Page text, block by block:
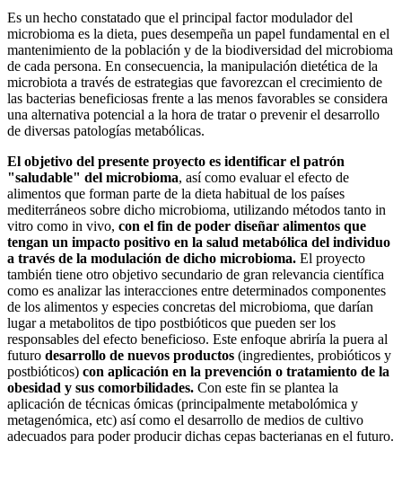
Es un hecho constatado que el principal factor modulador del
microbioma es la dieta, pues desempeña un papel fundamental en el
mantenimiento de la población y de la biodiversidad del microbioma
de cada persona. En consecuencia, la manipulación dietética de la
microbiota a través de estrategias que favorezcan el crecimiento de
las bacterias beneficiosas frente a las menos favorables se considera
una alternativa potencial a la hora de tratar o prevenir el desarrollo
de diversas patologías metabólicas.
El objetivo del presente proyecto es identificar el patrón
"saludable" del microbioma, así como evaluar el efecto de
alimentos que forman parte de la dieta habitual de los países
mediterráneos sobre dicho microbioma, utilizando métodos tanto in
vitro como in vivo, con el fin de poder diseñar alimentos que
tengan un impacto positivo en la salud metabólica del individuo
a través de la modulación de dicho microbioma. El proyecto
también tiene otro objetivo secundario de gran relevancia científica
como es analizar las interacciones entre determinados componentes
de los alimentos y especies concretas del microbioma, que darían
lugar a metabolitos de tipo postbióticos que pueden ser los
responsables del efecto beneficioso. Este enfoque abriría la puera al
futuro desarrollo de nuevos productos (ingredientes, probióticos y
postbióticos) con aplicación en la prevención o tratamiento de la
obesidad y sus comorbilidades. Con este fin se plantea la
aplicación de técnicas ómicas (principalmente metabolómica y
metagenómica, etc) así como el desarrollo de medios de cultivo
adecuados para poder producir dichas cepas bacterianas en el futuro.